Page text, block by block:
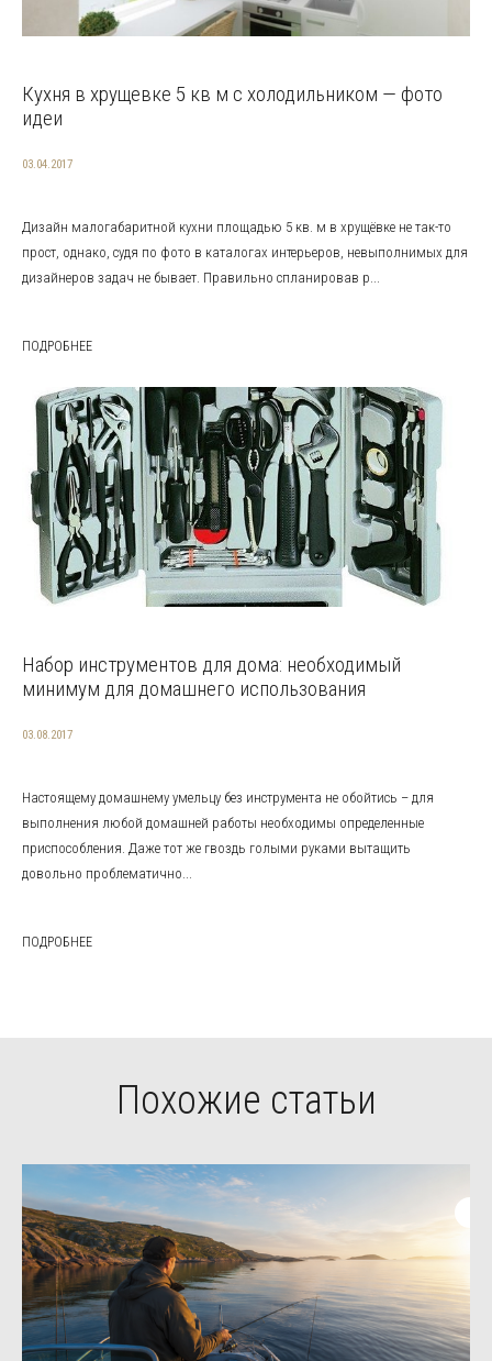
Кухня в хрущевке 5 кв м с холодильником — фото
идеи
03.04.2017
Дизайн малогабаритной кухни площадью 5 кв. м в хрущёвке не так-то
прост, однако, судя по фото в каталогах интерьеров, невыполнимых для
дизайнеров задач не бывает. Правильно спланировав р...
ПОДРОБНЕЕ
Набор инструментов для дома: необходимый
минимум для домашнего использования
03.08.2017
Настоящему домашнему умельцу без инструмента не обойтись – для
выполнения любой домашней работы необходимы определенные
приспособления. Даже тот же гвоздь голыми руками вытащить
довольно проблематично...
ПОДРОБНЕЕ
Похожие статьи